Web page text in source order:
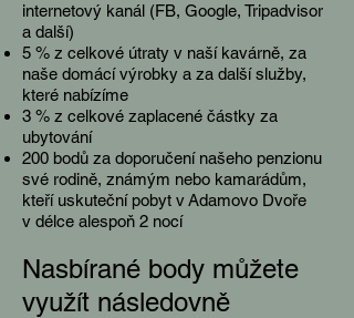
internetový kanál (FB, Google, Tripadvisor
a další)
5 % z celkové útraty v naší kavárně, za
naše domácí výrobky a za další služby,
které nabízíme
3 % z celkové zaplacené částky za
ubytování
200 bodů za doporučení našeho penzionu
své rodině, známým nebo kamarádům,
kteří uskuteční pobyt v Adamovo Dvoře
v délce alespoň 2 nocí
Nasbírané body můžete
využít následovně